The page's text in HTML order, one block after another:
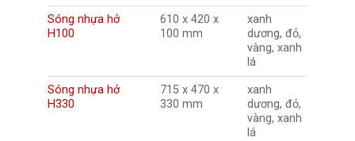
Sóng nhựa hở
H100
610 x 420 x
100 mm
xanh
dương, đỏ,
vàng, xanh
lá
Sóng nhựa hở
H330
715 x 470 x
330 mm
xanh
dương, đỏ,
vàng, xanh
lá